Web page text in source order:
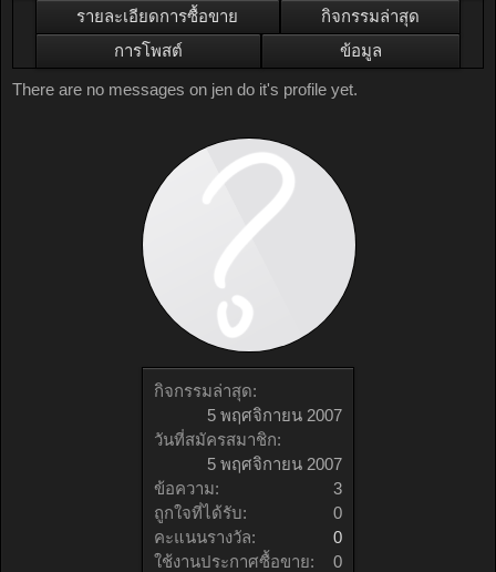
กิจกรรมล่าสุด:
5 พฤศจิกายน 2007
วันที่สมัครสมาชิก:
5 พฤศจิกายน 2007
ข้อความ:
3
ถูกใจที่ได้รับ:
0
คะแนนรางวัล:
0
ใช้งานประกาศซื้อขาย:
0
รายละเอียดการซื้อขาย
กิจกรรมล่าสุด
การโพสต์
ข้อมูล
There are no messages on jen do it's profile yet.